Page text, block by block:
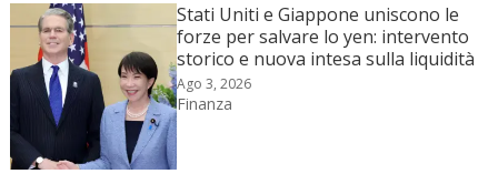
Stati Uniti e Giappone uniscono le
forze per salvare lo yen: intervento
storico e nuova intesa sulla liquidità
Ago 3, 2026
Finanza